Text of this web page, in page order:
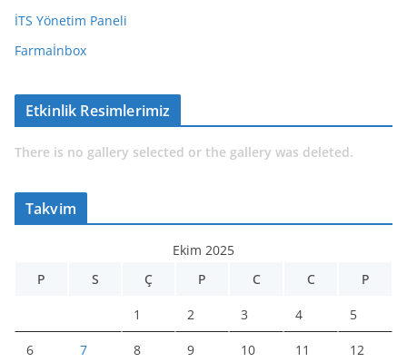
İTS Yönetim Paneli
Farmaİnbox
Etkinlik Resimlerimiz
There is no gallery selected or the gallery was deleted.
Takvim
Ekim 2025
P
S Ç P C C P
1 2 3 4 5
6 7 8 9 10 11 12